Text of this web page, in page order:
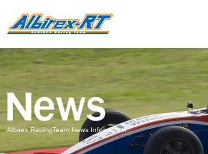
Albirex RacingTeam News Information